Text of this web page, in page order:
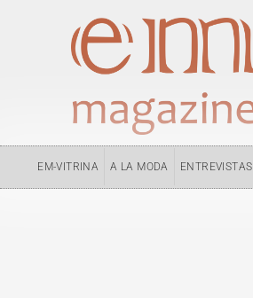
EM-VITRINA A LA MODA ENTREVISTAS